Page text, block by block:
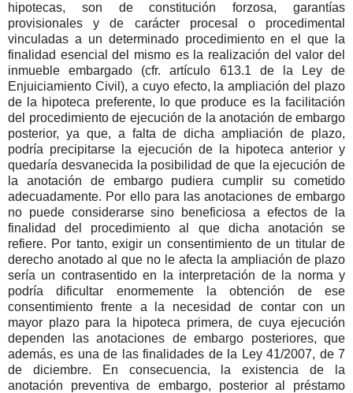
hipotecas, son de constitución forzosa, garantías
provisionales y de carácter procesal o procedimental
vinculadas a un determinado procedimiento en el que la
finalidad esencial del mismo es la realización del valor del
inmueble embargado (cfr. artículo 613.1 de la Ley de
Enjuiciamiento Civil), a cuyo efecto, la ampliación del plazo
de la hipoteca preferente, lo que produce es la facilitación
del procedimiento de ejecución de la anotación de embargo
posterior, ya que, a falta de dicha ampliación de plazo,
podría precipitarse la ejecución de la hipoteca anterior y
quedaría desvanecida la posibilidad de que la ejecución de
la anotación de embargo pudiera cumplir su cometido
adecuadamente. Por ello para las anotaciones de embargo
no puede considerarse sino beneficiosa a efectos de la
finalidad del procedimiento al que dicha anotación se
refiere. Por tanto, exigir un consentimiento de un titular de
derecho anotado al que no le afecta la ampliación de plazo
sería un contrasentido en la interpretación de la norma y
podría dificultar enormemente la obtención de ese
consentimiento frente a la necesidad de contar con un
mayor plazo para la hipoteca primera, de cuya ejecución
dependen las anotaciones de embargo posteriores, que
además, es una de las finalidades de la Ley 41/2007, de 7
de diciembre. En consecuencia, la existencia de la
anotación preventiva de embargo, posterior al préstamo